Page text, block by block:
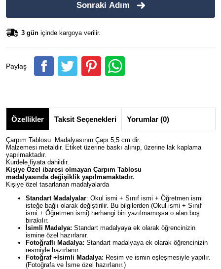
Sonraki Adım
3 gün içinde kargoya verilir.
Paylaş
Özellikler Taksit Seçenekleri Yorumlar (0)
Çarpım Tablosu Madalyasının Çapı 5,5 cm dir.
Malzemesi metaldir. Etiket üzerine baskı alınıp, üzerine lak kaplama
yapılmaktadır.
Kurdele fiyata dahildir.
Kişiye Özel ibaresi olmayan Çarpım Tablosu
madalyasında değişiklik yapılmamaktadır.
Kişiye özel tasarlanan madalyalarda
Standart Madalyalar: Okul ismi + Sınıf ismi + Öğretmen ismi
isteğe bağlı olarak değiştirilir. Bu bilgilerden (Okul ismi + Sınıf
ismi + Öğretmen ismi) herhangi biri yazılmamışsa o alan boş
bırakılır.
İsimli Madalya: Standart madalyaya ek olarak öğrencinizin
ismine özel hazırlanır.
Fotoğraflı Madalya: Standart madalyaya ek olarak öğrencinizin
resmiyle hazırlanır.
Fotoğraf +İsimli Madalya: Resim ve ismin eşleşmesiyle yapılır.
(Fotoğrafa ve İsme özel hazırlanır.)